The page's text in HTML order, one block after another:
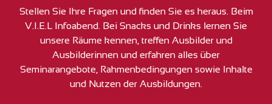
Stellen Sie Ihre Fragen und finden Sie es heraus. Beim
V.I.E.L Infoabend. Bei Snacks und Drinks lernen Sie
unsere Räume kennen, treffen Ausbilder und
Ausbilderinnen und erfahren alles über
Seminarangebote, Rahmenbedingungen sowie Inhalte
und Nutzen der Ausbildungen.